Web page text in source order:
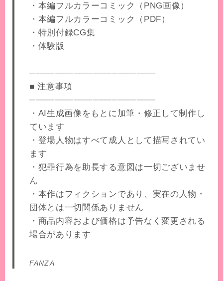
・本編フルカラーコミック（PNG画像）
・本編フルカラーコミック（PDF）
・特別付録CG集
・体験版
────────────────────
■ 注意事項
────────────────────
・AI生成画像をもとに加筆・修正して制作し
ています
・登場人物はすべて成人として描写されてい
ます
・犯罪行為を助長する意図は一切ございませ
ん
・本作はフィクションであり、実在の人物・
団体とは一切関係ありません
・商品内容および価格は予告なく変更される
場合があります
FANZA